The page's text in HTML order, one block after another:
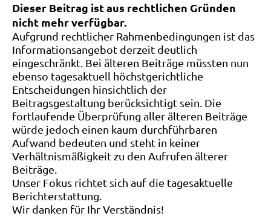
Dieser Beitrag ist aus rechtlichen Gründen
nicht mehr verfügbar.
Aufgrund rechtlicher Rahmenbedingungen ist das
Informationsangebot derzeit deutlich
eingeschränkt. Bei älteren Beiträge müssten nun
ebenso tagesaktuell höchstgerichtliche
Entscheidungen hinsichtlich der
Beitragsgestaltung berücksichtigt sein. Die
fortlaufende Überprüfung aller älteren Beiträge
würde jedoch einen kaum durchführbaren
Aufwand bedeuten und steht in keiner
Verhältnismäßigkeit zu den Aufrufen älterer
Beiträge.
Unser Fokus richtet sich auf die tagesaktuelle
Berichterstattung.
Wir danken für Ihr Verständnis!